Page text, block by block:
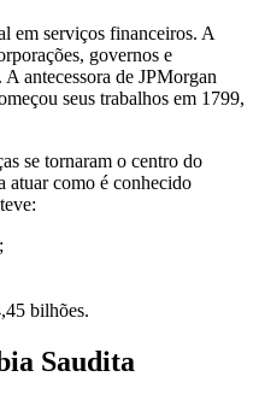
em serviços financeiros. A
governos e
antecessora de JPMorgan
seus trabalhos em 1799,
se tornaram o centro do
atuar como é conhecido
bilhões.
Saudita